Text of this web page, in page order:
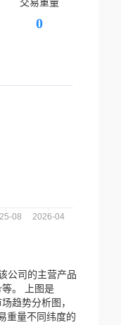
交易重量
0
公司的主营产品
。
上图是
趋势分析图，
重量不同纬度的